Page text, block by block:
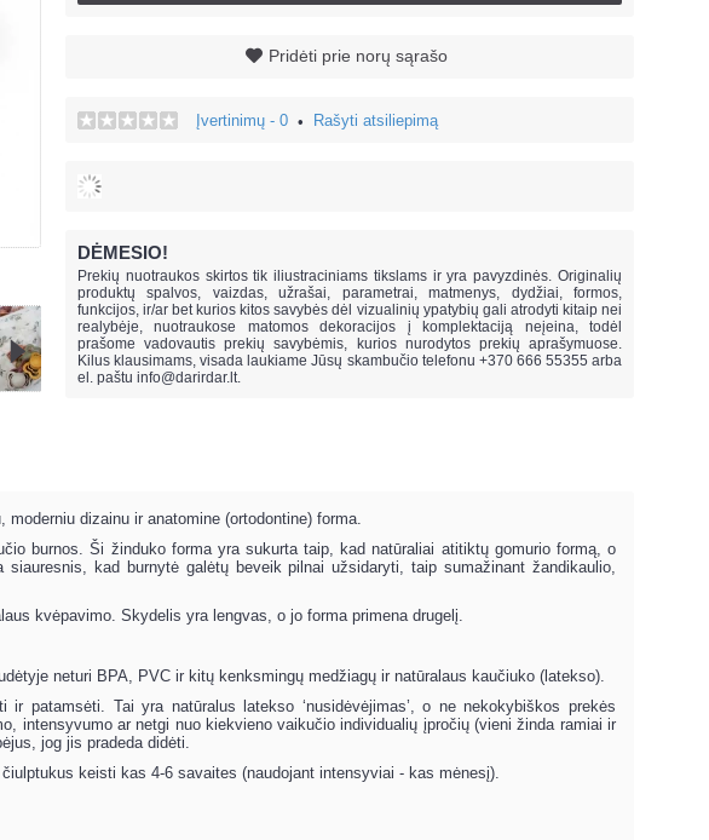
Pridėti prie norų sąrašo
Įvertinimų - 0 • Rašyti atsiliepimą
DĖMESIO!
Prekių nuotraukos skirtos tik iliustraciniams tikslams ir yra pavyzdinės. Originalių
produktų spalvos, vaizdas, užrašai, parametrai, matmenys, dydžiai, formos,
funkcijos, ir/ar bet kurios kitos savybės dėl vizualinių ypatybių gali atrodyti kitaip nei
realybėje, nuotraukose matomos dekoracijos į komplektaciją neįeina,todėl
prašome vadovautis prekių savybėmis, kurios nurodytos prekių aprašymuose.
Kilus klausimams, visada laukiame Jūsų skambučio telefonu +370 666 55355 arba
el. paštu info@darirdar.lt.
dizainu ir anatomine (ortodontine) forma.
burnos. Ši žinduko forma yra sukurta taip, kad natūraliai atitiktų gomurio formą, o
kad burnytė galėtų beveik pilnai užsidaryti, taip sumažinant žandikaulio,
kvėpavimo. Skydelis yra lengvas, o jo forma primena drugelį.
neturi BPA, PVC ir kitų kenksmingų medžiagų ir natūralaus kaučiuko (latekso).
patamsėti. Tai yra natūralus latekso ‘nusidėvėjimas’, o ne nekokybiškos prekės
intensyvumo ar netgi nuo kiekvieno vaikučio individualių įpročių (vieni žinda ramiai ir
jog jis pradeda didėti.
keisti kas 4-6 savaites (naudojant intensyviai - kas mėnesį).